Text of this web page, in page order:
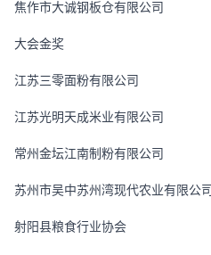
焦作市大诚钢板仓有限公司
大会金奖
江苏三零面粉有限公司
江苏光明天成米业有限公司
常州金坛江南制粉有限公司
苏州市吴中苏州湾现代农业有限公司
射阳县粮食行业协会